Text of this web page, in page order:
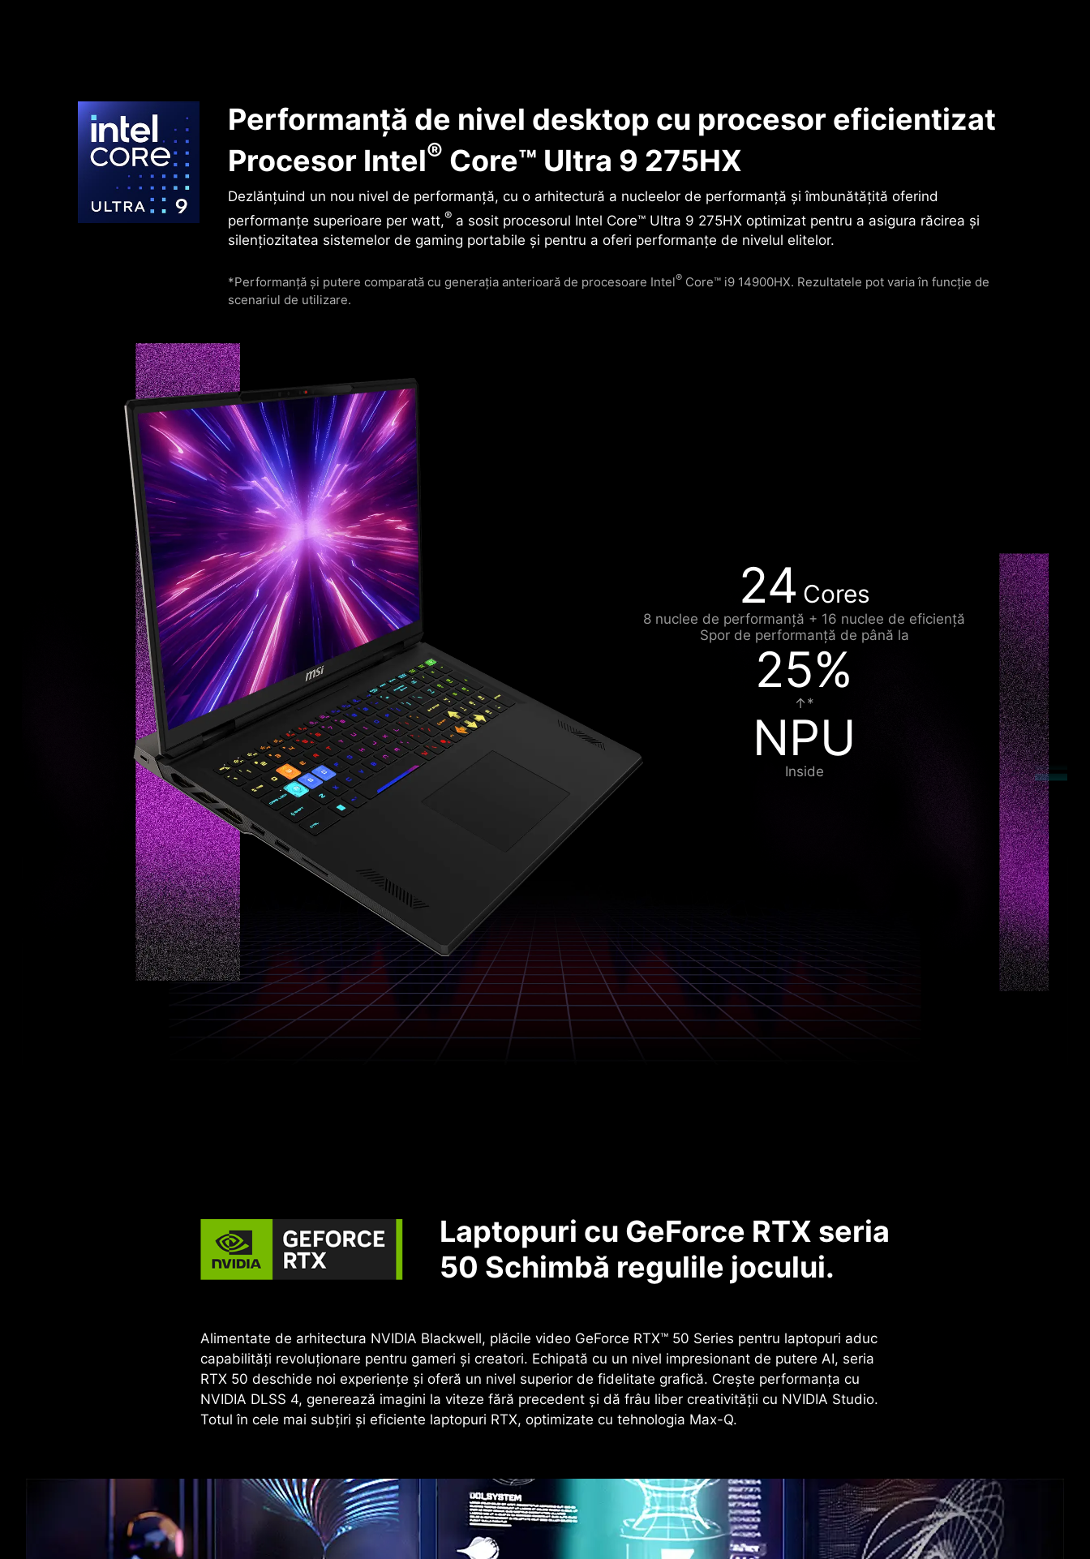
Performanță de nivel desktop cu procesor eficientizat
Procesor Intel® Core™ Ultra 9 275HX
Dezlănțuind un nou nivel de performanță, cu o arhitectură a nucleelor de performanță și îmbunătățită oferind
performanțe superioare per watt,® a sosit procesorul Intel Core™ Ultra 9 275HX optimizat pentru a asigura răcirea și
silențiozitatea sistemelor de gaming portabile și pentru a oferi performanțe de nivelul elitelor.
*Performanță și putere comparată cu generația anterioară de procesoare Intel® Core™ i9 14900HX. Rezultatele pot varia în funcție de
scenariul de utilizare.
24 Cores
8 nuclee de performanță + 16 nuclee de eficiență
Spor de performanță de până la
25%
↑*
NPU
Inside
Laptopuri cu GeForce RTX seria
50 Schimbă regulile jocului.
Alimentate de arhitectura NVIDIA Blackwell, plăcile video GeForce RTX™ 50 Series pentru laptopuri aduc
capabilități revoluționare pentru gameri și creatori. Echipată cu un nivel impresionant de putere AI, seria
RTX 50 deschide noi experiențe și oferă un nivel superior de fidelitate grafică. Crește performanța cu
NVIDIA DLSS 4, generează imagini la viteze fără precedent și dă frâu liber creativității cu NVIDIA Studio.
Totul în cele mai subțiri și eficiente laptopuri RTX, optimizate cu tehnologia Max-Q.